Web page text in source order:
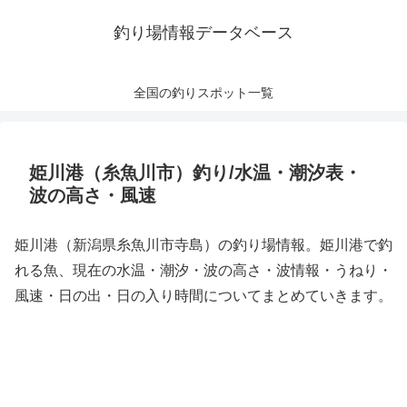
釣り場情報データベース
全国の釣りスポット一覧
姫川港（糸魚川市）釣り/水温・潮汐表・
波の高さ・風速
姫川港（新潟県糸魚川市寺島）の釣り場情報。姫川港で釣
れる魚、現在の水温・潮汐・波の高さ・波情報・うねり・
風速・日の出・日の入り時間についてまとめていきます。